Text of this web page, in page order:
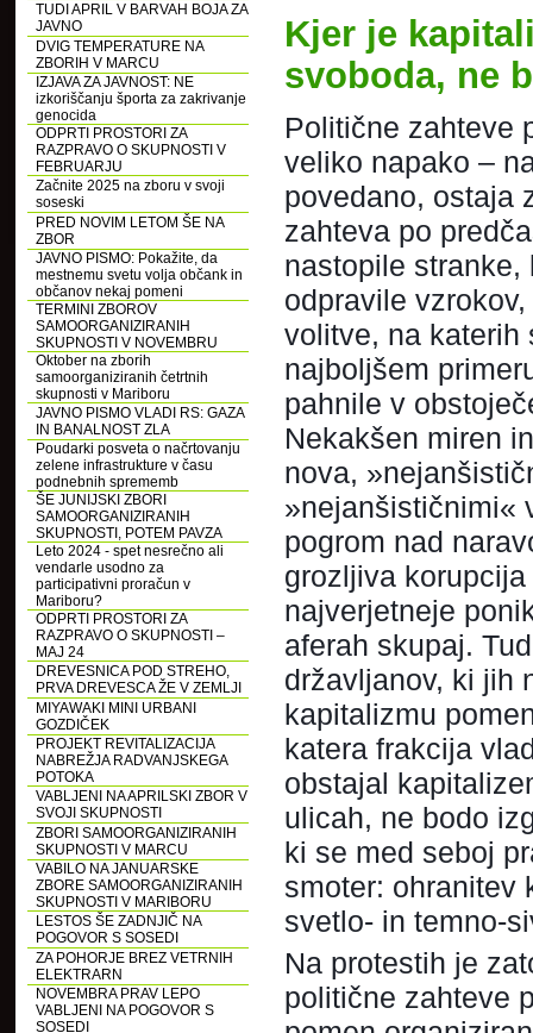
TUDI APRIL V BARVAH BOJA ZA
JAVNO
DVIG TEMPERATURE NA
ZBORIH V MARCU
IZJAVA ZA JAVNOST: NE
izkoriščanju športa za zakrivanje
genocida
ODPRTI PROSTORI ZA
RAZPRAVO O SKUPNOSTI V
FEBRUARJU
Začnite 2025 na zboru v svoji
soseski
PRED NOVIM LETOM ŠE NA
ZBOR
JAVNO PISMO: Pokažite, da
mestnemu svetu volja občank in
občanov nekaj pomeni
TERMINI ZBOROV
SAMOORGANIZIRANIH
SKUPNOSTI V NOVEMBRU
Oktober na zborih
samoorganiziranih četrtnih
skupnosti v Mariboru
JAVNO PISMO VLADI RS: GAZA
IN BANALNOST ZLA
Poudarki posveta o načrtovanju
zelene infrastrukture v času
podnebnih sprememb
ŠE JUNIJSKI ZBORI
SAMOORGANIZIRANIH
SKUPNOSTI, POTEM PAVZA
Leto 2024 - spet nesrečno ali
vendarle usodno za
participativni proračun v
Mariboru?
ODPRTI PROSTORI ZA
RAZPRAVO O SKUPNOSTI –
MAJ 24
DREVESNICA POD STREHO,
PRVA DREVESCA ŽE V ZEMLJI
MIYAWAKI MINI URBANI
GOZDIČEK
PROJEKT REVITALIZACIJA
NABREŽJA RADVANJSKEGA
POTOKA
VABLJENI NA APRILSKI ZBOR V
SVOJI SKUPNOSTI
ZBORI SAMOORGANIZIRANIH
SKUPNOSTI V MARCU
VABILO NA JANUARSKE
ZBORE SAMOORGANIZIRANIH
SKUPNOSTI V MARIBORU
LESTOS ŠE ZADNJIČ NA
POGOVOR S SOSEDI
ZA POHORJE BREZ VETRNIH
ELEKTRARN
NOVEMBRA PRAV LEPO
VABLJENI NA POGOVOR S
SOSEDI
Kjer je
svoboda, ne
Politične zahteve
veliko napako –
povedano, ostaja
zahteva po
nastopile stranke,
odpravile
volitve, na katerih
najboljšem
pahnile v
Nekakšen miren
nova,
»nejanšističnimi«
pogrom nad
grozljiva
najverjetneje
aferah skupaj.
državljanov, ki jih
kapitalizmu
katera frakcija
obstajal
ulicah, ne bodo
ki se med seboj
smoter: ohranitev
svetlo- in temno-
Na protestih je
politične zahteve